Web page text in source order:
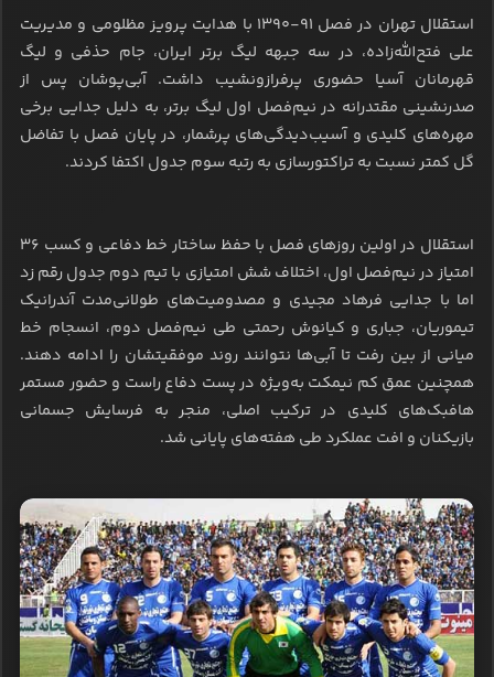
استقلال تهران در فصل ۹۱-۱۳۹۰ با هدایت پرویز مظلومی و مدیریت
علی فتح‌الله‌زاده، در سه جبهه لیگ برتر ایران، جام حذفی و لیگ
قهرمانان آسیا حضوری پرفرازونشیب داشت. آبی‌پوشان پس از
صدرنشینی مقتدرانه در نیم‌فصل اول لیگ برتر، به دلیل جدایی برخی
مهره‌های کلیدی و آسیب‌دیدگی‌های پرشمار، در پایان فصل با تفاضل
گل کمتر نسبت به تراکتورسازی به رتبه سوم جدول اکتفا کردند.
استقلال در اولین روزهای فصل با حفظ ساختار خط دفاعی و کسب ۳۶
امتیاز در نیم‌فصل اول، اختلاف شش امتیازی با تیم دوم جدول رقم زد
اما با جدایی فرهاد مجیدی و مصدومیت‌های طولانی‌مدت آندرانیک
تیموریان، جباری و کیانوش رحمتی طی نیم‌فصل دوم، انسجام خط
میانی از بین رفت تا آبی‌ها نتوانند روند موفقیتشان را ادامه دهند.
همچنین عمق کم نیمکت به‌ویژه در پست دفاع راست و حضور مستمر
هافبک‌های کلیدی در ترکیب اصلی، منجر به فرسایش جسمانی
بازیکنان و افت عملکرد طی هفته‌های پایانی شد.